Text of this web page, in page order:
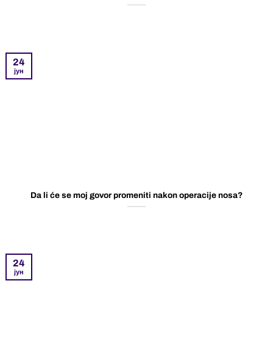
Da li će se moj govor promeniti nakon operacije nosa?
24
јун
24
јун